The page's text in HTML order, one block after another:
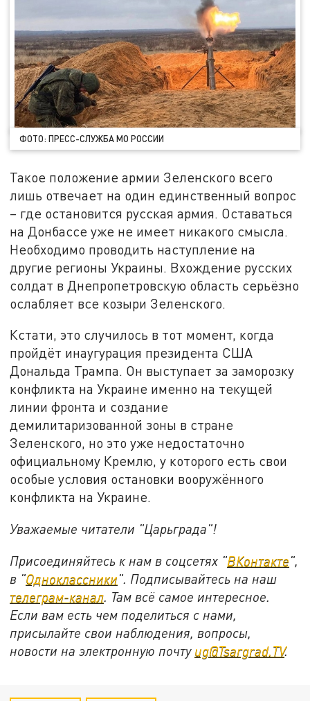
ФОТО: ПРЕСС-СЛУЖБА МО РОССИИ
Такое положение армии Зеленского всего
лишь отвечает на один единственный вопрос
– где остановится русская армия. Оставаться
на Донбассе уже не имеет никакого смысла.
Необходимо проводить наступление на
другие регионы Украины. Вхождение русских
солдат в Днепропетровскую область серьёзно
ослабляет все козыри Зеленского.
Кстати, это случилось в тот момент, когда
пройдёт инаугурация президента США
Дональда Трампа. Он выступает за заморозку
конфликта на Украине именно на текущей
линии фронта и создание
демилитаризованной зоны в стране
Зеленского, но это уже недостаточно
официальному Кремлю, у которого есть свои
особые условия остановки вооружённого
конфликта на Украине.
Уважаемые читатели "Царьграда"!
Присоединяйтесь к нам в соцсетях "ВКонтакте",
в "Одноклассники". Подписывайтесь на наш
телеграм-канал. Там всё самое интересное.
Если вам есть чем поделиться с нами,
присылайте свои наблюдения, вопросы,
новости на электронную почту ug@Tsargrad.TV.